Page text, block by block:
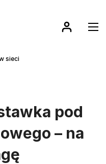
sieci
pod
– na